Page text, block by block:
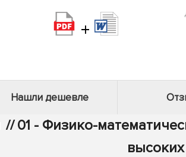
+
Нашли дешевле
// 01 - Физико-